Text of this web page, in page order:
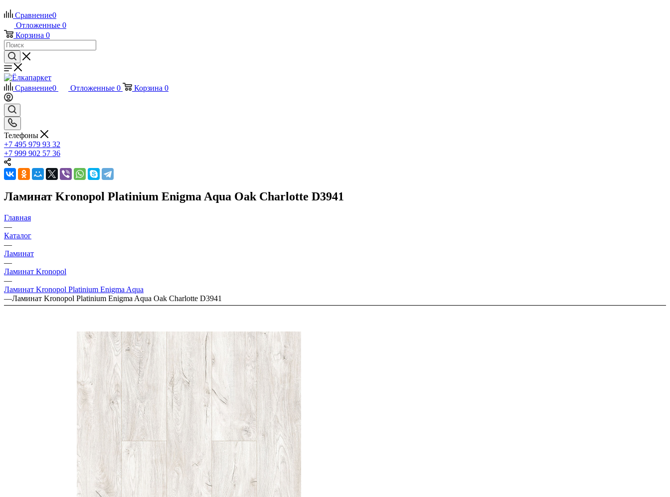
Сравнение0
Отложенные 0
Корзина 0
Сравнение0 Отложенные 0 Корзина 0
Телефоны
+7 495 979 93 32
+7 999 902 57 36
Ламинат Kronopol Platinium Enigma Aqua Oak Charlotte D3941
Главная
—
Каталог
—
Ламинат
—
Ламинат Kronopol
—
Ламинат Kronopol Platinium Enigma Aqua
—Ламинат Kronopol Platinium Enigma Aqua Oak Charlotte D3941